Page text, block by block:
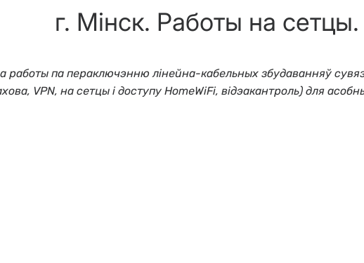
г. Мінск. Работы на сетцы.
работы па пераключэнню лінейна-кабельных збудаванняў
VPN, на сетцы і доступу HomeWiFi, відэакантроль) для